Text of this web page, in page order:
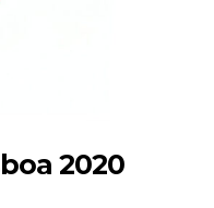
2020